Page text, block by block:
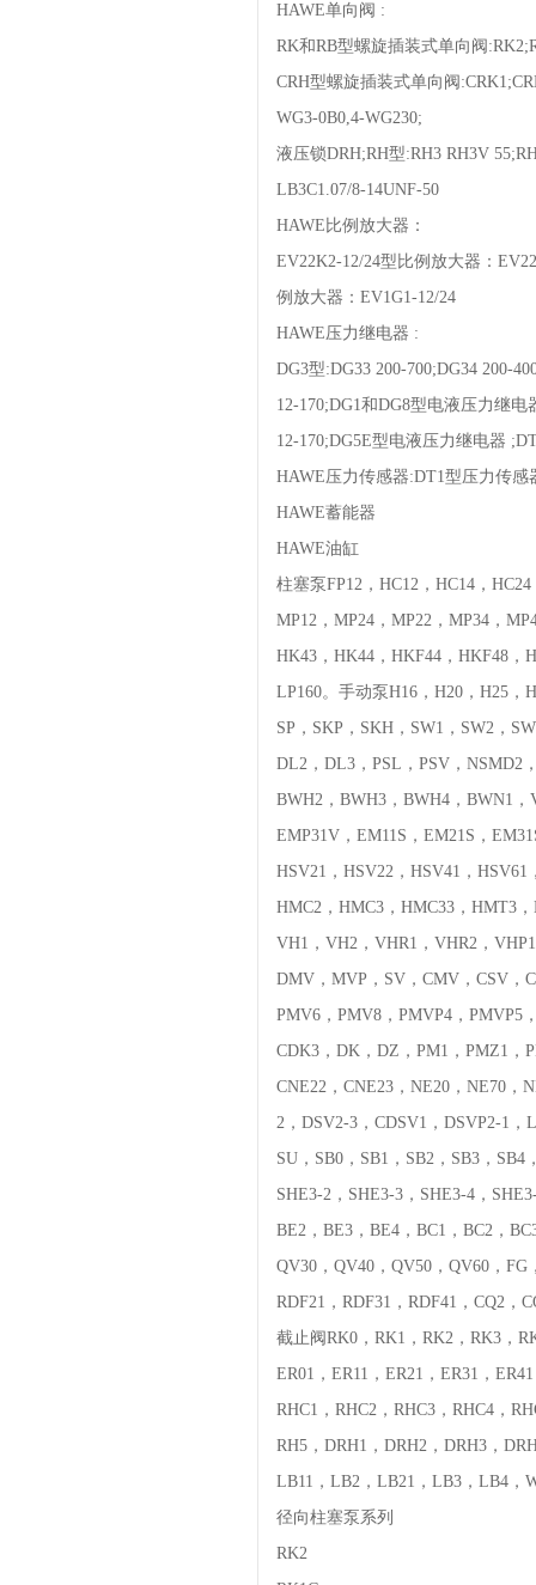
HAWE单向阀 :
RK和RB型螺旋插装式单向阀
CRH型螺旋插装式单向阀
WG3-0B0,4-WG230;
液压锁DRH;RH型:RH3 RH3V
LB3C1.07/8-14UNF-50
HAWE比例放大器：
EV22K2-12/24型比例放大器：
例放大器：EV1G1-12/24
HAWE压力继电器 :
DG3型:DG33 200-700;DG34 200-
12-170;DG1和DG8型电液压力继电
12-170;DG5E型电液压力继电器
HAWE压力传感器:DT1型压力传感
HAWE蓄能器
HAWE油缸
柱塞泵FP12，HC12，HC14，
MP12，MP24，MP22，MP34，
HK43，HK44，HKF44，HKF48，
LP160。手动泵H16，H20，H25，
SP，SKP，SKH，SW1，SW2，
DL2，DL3，PSL，PSV，NSMD2
BWH2，BWH3，BWH4，BWN1
EMP31V，EM11S，EM21S，
HSV21，HSV22，HSV41，
HMC2，HMC3，HMC33，HMT3
VH1，VH2，VHR1，VHR2，
DMV，MVP，SV，CMV，CSV，
PMV6，PMV8，PMVP4，PMVP5
CDK3，DK，DZ，PM1，PMZ1，
CNE22，CNE23，NE20，NE70
2，DSV2-3，CDSV1，DSVP2-1
SU，SB0，SB1，SB2，SB3，SB4
SHE3-2，SHE3-3，SHE3-4，
BE2，BE3，BE4，BC1，BC2，
QV30，QV40，QV50，QV60，FG
RDF21，RDF31，RDF41，CQ2，
截止阀RK0，RK1，RK2，RK3，
ER01，ER11，ER21，ER31，
RHC1，RHC2，RHC3，RHC4，
RH5，DRH1，DRH2，DRH3，
LB11，LB2，LB21，LB3，LB4，
径向柱塞泵系列
RK2